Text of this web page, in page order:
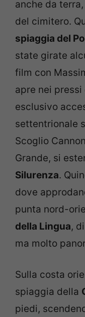
anche da
del cimitero.
spiaggia del
state girate
film con
apre nei
esclusivo
settentrionale
Scoglio
Grande, si
Silurenza.
dove
punta nord-
della Lingua,
ma molto
Sulla costa
spiaggia della
piedi,